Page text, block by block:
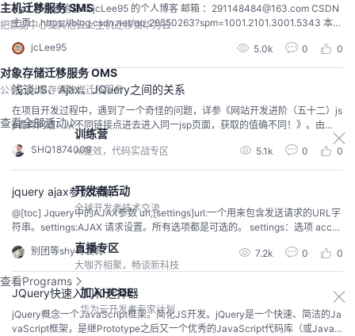
主机迁移服务 SMS
把数据中心或其他云上主机迁移到华为云
对象存储迁移服务 OMS
公有云对象存储数据迁移服务
查看全部活动
训练营
AI提效，代码实战专区
开发者活动
全球开发者技术交流
直播专区
大咖齐相聚，畅谈新科技
查看Programs
加入HCDE
华为云开发者专家计划
Ajax 异步通信基础 jcLee95 的个人博客 邮箱 ：291148484@163.com CSDN
主页：https://blog.csdn.net/qq_28550263?spm=1001.2101.3001.5343 本文
Ajax 概述1.1 什...
jcLee95 5.0k 0 0
浅谈JS、Ajax、JQuery之间的关系
在项目开发过程中，遇到了一个奇怪的问题，详参《网站开发进阶（五十二）js
p诡异问题：从不同链接点进去进入同一jsp页面，获取的值确不同！》。由
此，而催生出此篇博文。 在JS中，获取某一元素值，可通过如下方式：var xx
= obj._value;也可以通过jquery的方式获取：// 通过jquery方式获取元素值var x
x = $(obj).attr('_value'); 下面主要讲...
SHQ1874009 5.1k 0 0
jquery ajax参数详解
@[toc] Jquery中的AJAX参数 url,[settings]url:一个用来包含发送请求的URL字
符串。settings:AJAX 请求设置。所有选项都是可选的。 settings：选项 accep
tstype:Map默认： 取决于数据类型。内容类型发送请求头，告诉服务器什么样
的响应会接受返回。如果accepts设置需要修改，推荐在$.ajaxSetup()方法中
做一次。 asy...
别团等shy哥发育 7.2k 0 0
JQuery快速入门和选择器
jQuery概念一个JavaScript框架。简化JS开发。jQuery是一个快速、简洁的Ja
vaScript框架，是继Prototype之后又一个优秀的JavaScript代码库（或JavaS